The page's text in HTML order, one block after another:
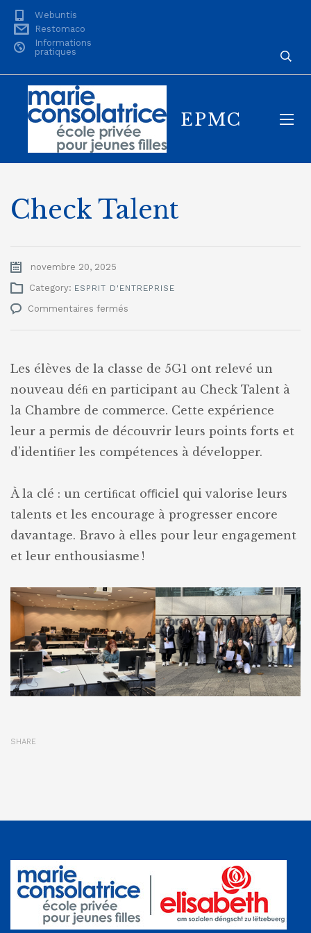
Webuntis
Restomaco
Informations
pratiques
EPMC
Check Talent
novembre 20, 2025
Category: ESPRIT D'ENTREPRISE
Commentaires fermés
Les élèves de la classe de 5G1 ont relevé un
nouveau déﬁ en participant au Check Talent à
la Chambre de commerce. Cette expérience
leur a permis de découvrir leurs points forts et
d’identiﬁer les compétences à développer.
À la clé : un certiﬁcat oﬃciel qui valorise leurs
talents et les encourage à progresser encore
davantage. Bravo à elles pour leur engagement
et leur enthousiasme !
SHARE